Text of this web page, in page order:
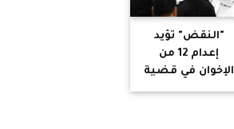
"النقض" تؤيد
إعدام 12 من
الإخوان في قضية